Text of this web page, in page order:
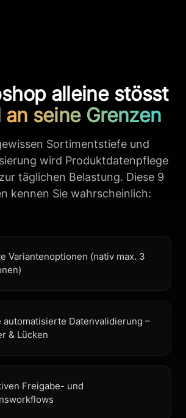
alleine stösst
an seine Grenzen
Sortimentstiefe und
wird Produktdatenpflege
täglichen Belastung. Diese 9
kennen Sie wahrscheinlich:
Variantenoptionen (nativ max. 3
automatisierte Datenvalidierung –
& Lücken
Freigabe- und